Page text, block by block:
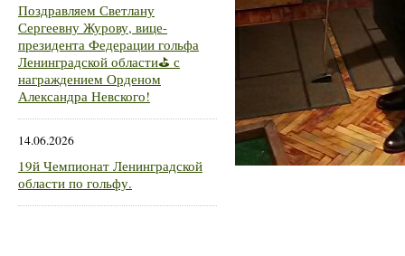
Поздравляем Светлану
Сергеевну Журову, вице-
президента Федерации гольфа
Ленинградской области⛳ с
награждением Орденом
Александра Невского!
14.06.2026
19й Чемпионат Ленинградской
области по гольфу.